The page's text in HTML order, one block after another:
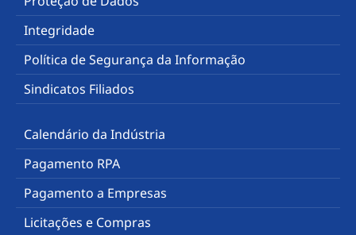
Integridade
Política de Segurança da Informação
Sindicatos Filiados
Calendário da Indústria
Pagamento RPA
Pagamento a Empresas
Licitações e Compras